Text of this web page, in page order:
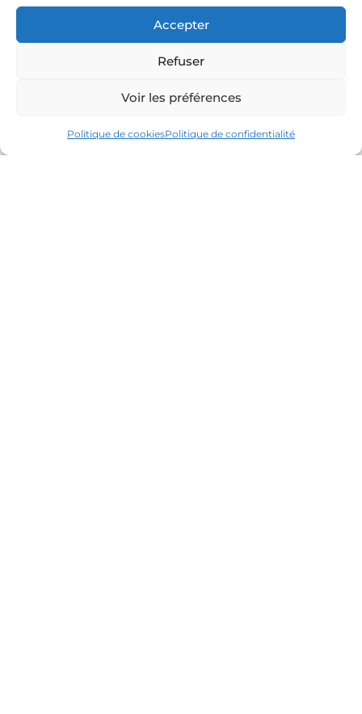
Accepter
Refuser
Voir les préférences
Politique de cookiesPolitique de confidentialité